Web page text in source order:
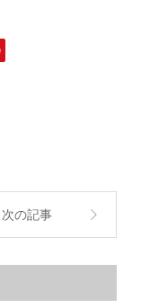
次の記事